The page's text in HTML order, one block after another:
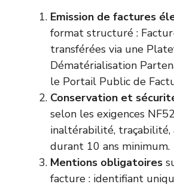
Emission de factures
format structuré :
transférées via une
Dématérialisation
le Portail Public de
Conservation et
selon les exigences
inaltérabilité, traçabilité,
durant 10 ans minimum.
Mentions obligatoires
facture : identifiant